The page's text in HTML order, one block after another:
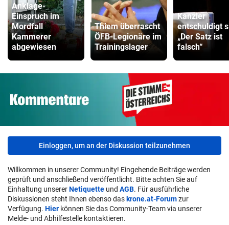
Anklage-
Einspruch im
Mordfall
Kammerer
abgewiesen
Thiem überrascht
ÖFB-Legionäre im
Trainingslager
Kanzler
entschuldigt
„Der Satz ist
falsch“
Einloggen, um an der Diskussion teilzunehmen
Willkommen in unserer Community! Eingehende Beiträge werden
geprüft und anschließend veröffentlicht. Bitte achten Sie auf
Einhaltung unsererNetiquette und AGB. Für ausführliche
Diskussionen steht Ihnen ebenso das krone.at-Forumzur
Verfügung. Hier können Sie das Community-Team via unserer
Melde- und Abhilfestelle kontaktieren.